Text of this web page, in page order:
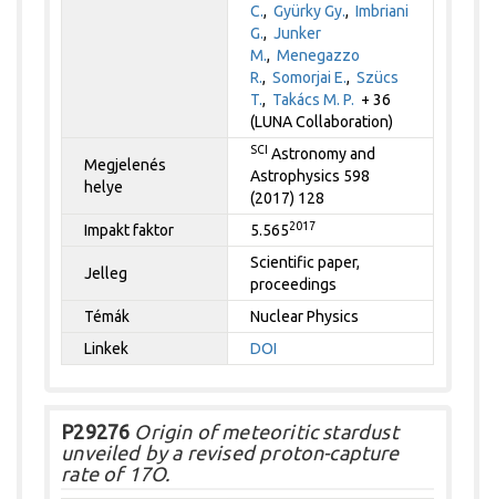
C.,Gyürky Gy.,Imbriani
G.,Junker
M.,Menegazzo
R.,Somorjai E.,Szücs
T., Takács M. P. + 36
(LUNA Collaboration)
Megjelenés
helye
SCI Astronomy and
Astrophysics 598
(2017) 128
Impakt faktor
5.5652017
Jelleg
Scientific paper,
proceedings
Témák
Nuclear Physics
Linkek
DOI
P29276 Origin of meteoritic stardust
unveiled by a revised proton-capture
rate of 17O.